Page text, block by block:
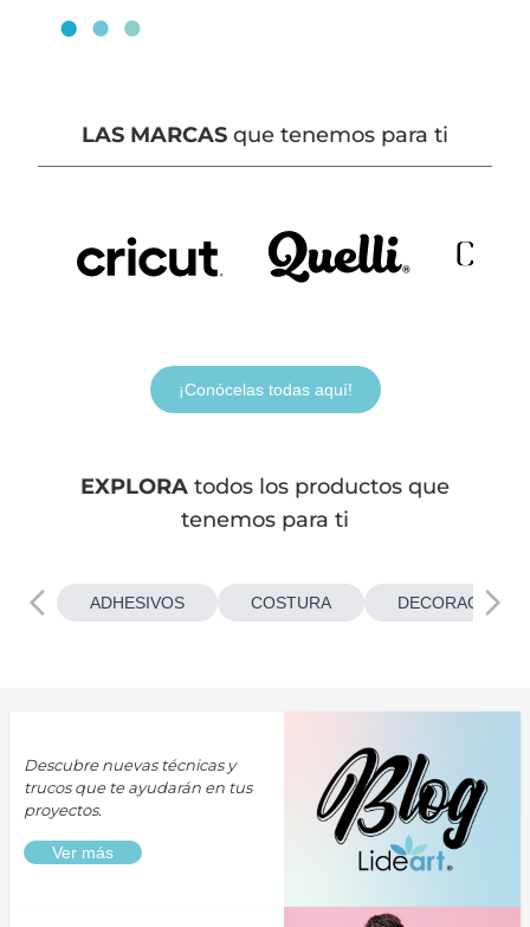
LAS MARCAS que tenemos para ti
¡Conócelas todas aquí!
EXPLORA todos los productos que
tenemos para ti
ADHESIVOS COSTURA
Descubre nuevas técnicas y
trucos que te ayudarán en tus
proyectos.
Ver más